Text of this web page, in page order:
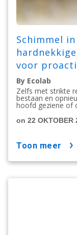
Schimmel
voor
By Ecolab
Zelfs met strikte
bestaan en
hoofd geziene of
on 22 OKTOBER
toon meer